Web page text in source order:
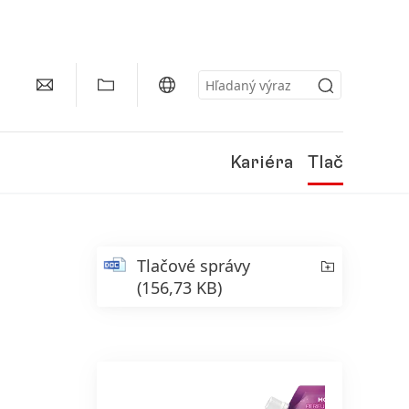
Kariéra Tlač
Tlačové správy
(156,73 KB)